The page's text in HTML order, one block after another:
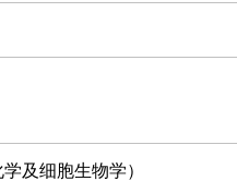
及细胞生物学）